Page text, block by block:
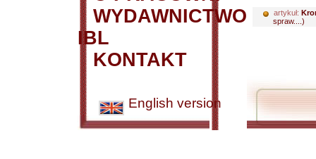
WYDAWNICTWO
IBL
KONTAKT
English version
artykuł:
spraw....)